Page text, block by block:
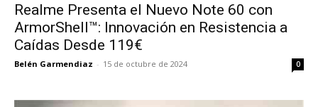
Realme Presenta el Nuevo Note 60 con
ArmorShell™: Innovación en Resistencia a
Caídas Desde 119€
Belén Garmendiaz - 15 de octubre de 2024 0